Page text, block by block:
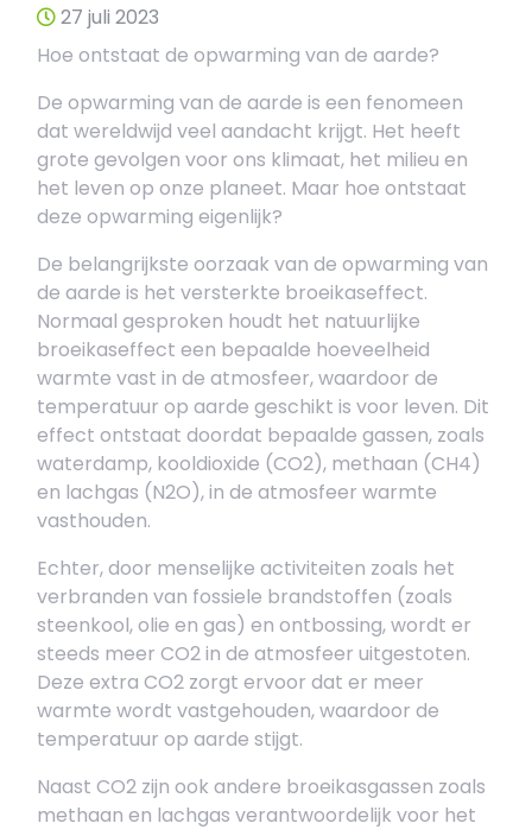
27 juli 2023
Hoe ontstaat de opwarming van de aarde?
De opwarming van de aarde is een fenomeen
dat wereldwijd veel aandacht krijgt. Het heeft
grote gevolgen voor ons klimaat, het milieu en
het leven op onze planeet. Maar hoe ontstaat
deze opwarming eigenlijk?
De belangrijkste oorzaak van de opwarming van
de aarde is het versterkte broeikaseffect.
Normaal gesproken houdt het natuurlijke
broeikaseffect een bepaalde hoeveelheid
warmte vast in de atmosfeer, waardoor de
temperatuur op aarde geschikt is voor leven. Dit
effect ontstaat doordat bepaalde gassen, zoals
waterdamp, kooldioxide (CO2), methaan (CH4)
en lachgas (N2O), in de atmosfeer warmte
vasthouden.
Echter, door menselijke activiteiten zoals het
verbranden van fossiele brandstoffen (zoals
steenkool, olie en gas) en ontbossing, wordt er
steeds meer CO2 in de atmosfeer uitgestoten.
Deze extra CO2 zorgt ervoor dat er meer
warmte wordt vastgehouden, waardoor de
temperatuur op aarde stijgt.
Naast CO2 zijn ook andere broeikasgassen zoals
methaan en lachgas verantwoordelijk voor het